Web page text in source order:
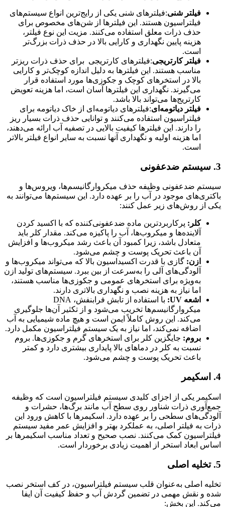
فیلتر شنی:فیلترهای شنی یکی از رایج‌ترین انواع سیستم‌های
فیلتراسیون هستند. این فیلترها از شن‌های مخصوص برای
حذف ذرات معلق استفاده می‌کنند. مزیت این نوع فیلتر،
هزینه پایین نگهداری و کارایی بالا در حذف ذرات بزرگ‌تر
است.
فیلتر کارتریجی:فیلترهای کارتریجی برای حذف ذرات ریزتر
مناسب هستند. این فیلترها به دلیل اندازه کوچک‌تر و کارایی
بالا در استخرهای کوچک و جکوزی‌ها مورد استفاده قرار
می‌گیرند. نگهداری این فیلترها آسان است، اما هزینه تعویض
کارتریج‌ها می‌تواند بالا باشد.
فیلتر دیاتومه‌ای:فیلترهای دیاتومه‌ای از خاک دیاتومه برای
فیلتراسیون استفاده می‌کنند و توانایی حذف ذرات بسیار ریز
را دارند. این فیلترها کیفیت بالایی در تصفیه آب ارائه می‌دهند،
اما هزینه اولیه و نگهداری آنها نسبت به سایر انواع فیلتر بالاتر
است.
3. سیستم ضدعفونی
سیستم ضدعفونی وظیفه حذف میکروارگانیسم‌ها، ویروس‌ها و
باکتری‌های موجود در آب را بر عهده دارد. این سیستم‌ها می‌توانند به
یکی از روش‌های زیر عمل کنند:
کلر: پرکاربردترین ماده ضدعفونی‌کننده که با اکسید کردن
آلاینده‌ها و میکروب‌ها، آب را پاکیزه می‌کند. مقدار کلر باید
متعادل باشد، زیرا کمبود آن باعث رشد میکروب‌ها و افزایش
آن باعث تحریک پوست و چشم می‌شود.
ازن: گازی با قدرت اکسیداسیون بالا که می‌تواند میکروب‌ها و
آلودگی‌های آلی را به‌سرعت از بین ببرد. سیستم‌های تولید ازن
به‌ویژه برای استخرهای عمومی و جکوزی‌ها مناسب هستند،
اما نیاز به هزینه نصب و نگهداری بالاتری دارند.
اشعه UV:
با استفاده از تابش فرابنفش، DNA
میکروارگانیسم‌ها تخریب می‌شود و از تکثیر آن‌ها جلوگیری
می‌کند. این روش کاملاً ایمن است و هیچ ماده شیمیایی به آب
اضافه نمی‌کند، اما نیاز به یک سیستم فیلتراسیون مکمل دارد.
بروم: جایگزین کلر برای استخرهای گرم و جکوزی‌ها. بروم
نسبت به کلر در دماهای بالا پایداری بیشتری دارد و کمتر
باعث تحریک پوست و چشم می‌شود.
4. اسکیمر
اسکیمر یکی از اجزای کلیدی سیستم فیلتراسیون است که وظیفه
جمع‌آوری ذرات شناور روی سطح آب مانند برگ‌ها، حشرات و
آلودگی‌های سطحی را بر عهده دارد. اسکیمرها با کاهش ورود این
ذرات به فیلتر اصلی، به عملکرد بهتر و افزایش عمر مفید سیستم
فیلتراسیون کمک می‌کنند. نصب صحیح و تعداد مناسب اسکیمرها بر
اساس ابعاد استخر از اهمیت زیادی برخوردار است.
5. تخلیه اصلی
تخلیه اصلی به‌عنوان قلب سیستم فیلتراسیون، در کف استخر نصب
شده و نقش مهمی در تضمین گردش آب و حفظ کیفیت آن ایفا
می‌کند. این بخش: